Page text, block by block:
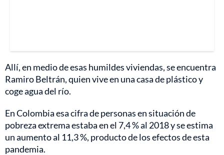
Allí, en medio de esas humildes viviendas, se encuentra
Ramiro Beltrán, quien vive en una casa de plástico y
coge agua del río.
En Colombia esa cifra de personas en situación de
pobreza extrema estaba en el 7,4 % al 2018 y se estima
un aumento al 11,3 %, producto de los efectos de esta
pandemia.